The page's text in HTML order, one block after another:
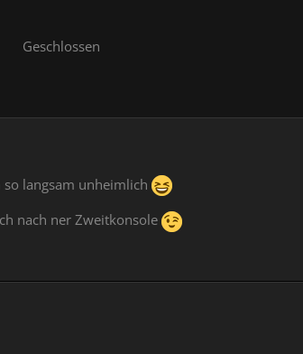
Geschlossen
langsam unheimlich
nach ner Zweitkonsole